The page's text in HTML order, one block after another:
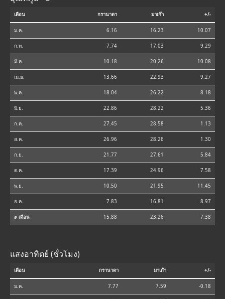
เดือน กรานาดา มาเก๊า +/-
ม.ค. 6.16 16.23 10.07
ก.พ. 7.74 17.03 9.29
มี.ค. 10.18 20.26 10.08
เม.ย. 13.66 22.93 9.27
พ.ค. 18.04 26.22 8.18
มิ.ย. 22.86 28.22 5.36
ก.ค. 27.45 28.58 1.13
ส.ค. 26.96 28.26 1.30
ก.ย. 21.77 27.61 5.84
ต.ค. 17.39 24.96 7.58
พ.ย. 10.50 21.95 11.45
ธ.ค. 7.83 16.81 8.97
⌀ เดือน 15.88 23.26 7.38
แสงอาทิตย์ (ชั่วโมง)
เดือน กรานาดา มาเก๊า +/-
ม.ค. 7.77 7.59 -0.18